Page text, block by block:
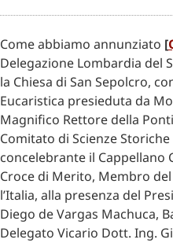
Come abbiamo annunziato [
Delegazione Lombardia del
la Chiesa di San Sepolcro,
Eucaristica presieduta da
Magnifico Rettore della
Comitato di Scienze
concelebrante il Cappellano
Croce di Merito, Membro
l’Italia, alla presenza del
Diego de Vargas Machuca,
Delegato Vicario Dott. Ing.